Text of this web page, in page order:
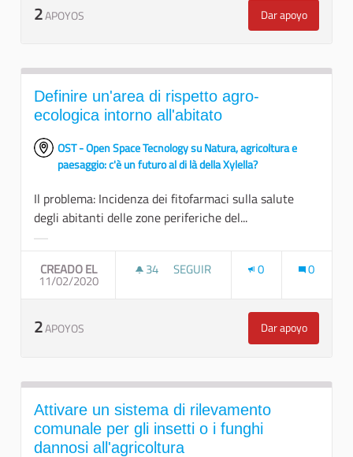
2APOYOS Dar apoyo
Promuovere
Definire un'area di rispetto agro-
ecologica intorno all'abitato
OST - Open Space Tecnology su Natura, agricoltura e
paesaggio: c'è un futuro al di là della Xylella?
Il problema: Incidenza dei fitofarmaci sulla salute
degli abitanti delle zone periferiche del...
CREADO EL
11/02/2020
34 34 SEGUIDORAS
SEGUIR 0 0
2APOYOS Dar apoyo
Definire
Attivare un sistema di rilevamento
comunale per gli insetti o i funghi
dannosi all'agricoltura